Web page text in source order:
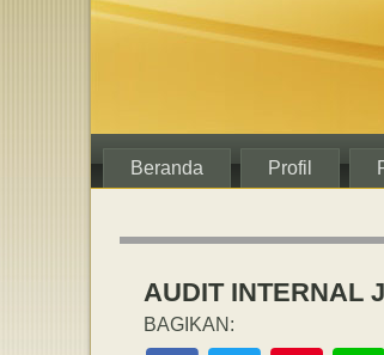
Beranda Profil
AUDIT INTERNAL
BAGIKAN: